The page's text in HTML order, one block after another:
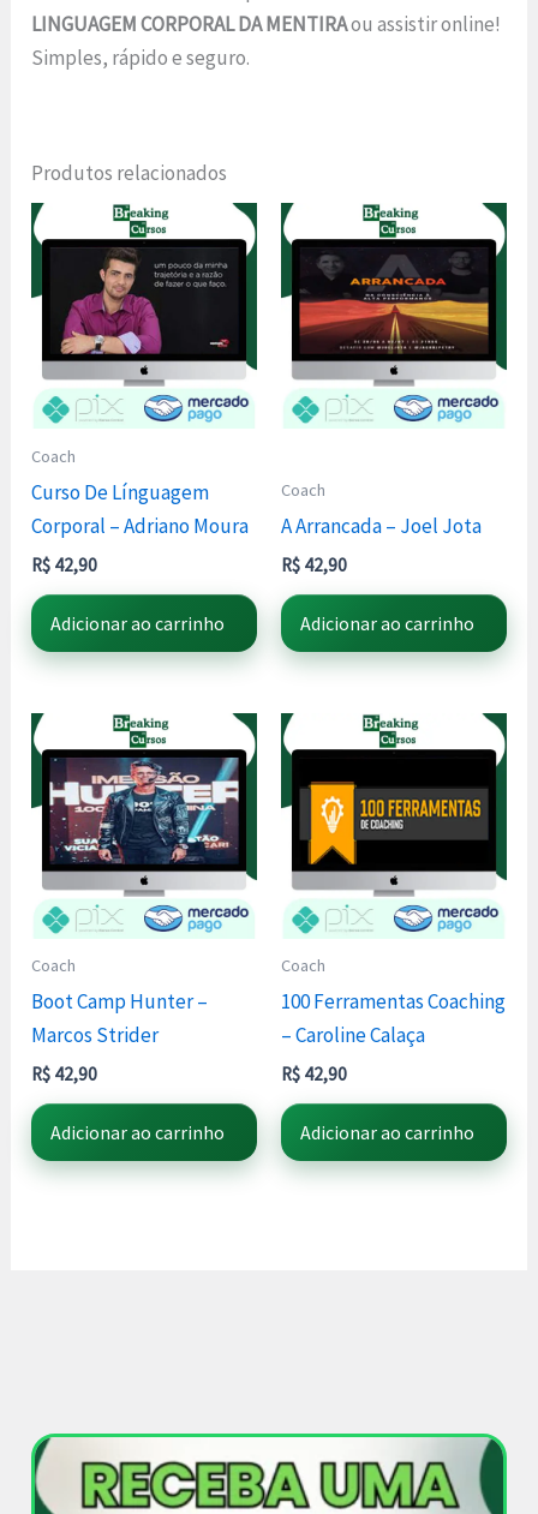
LINGUAGEM CORPORAL DA MENTIRAou assistir online!
Simples, rápido e seguro.
Produtos relacionados
Coach
Curso De Línguagem
Corporal – Adriano Moura
R$ 42,90
Adicionar ao carrinho
Coach
A Arrancada – Joel Jota
R$ 42,90
Adicionar ao carrinho
Coach
Boot Camp Hunter –
Marcos Strider
R$ 42,90
Adicionar ao carrinho
Coach
100 Ferramentas Coaching
– Caroline Calaça
R$ 42,90
Adicionar ao carrinho